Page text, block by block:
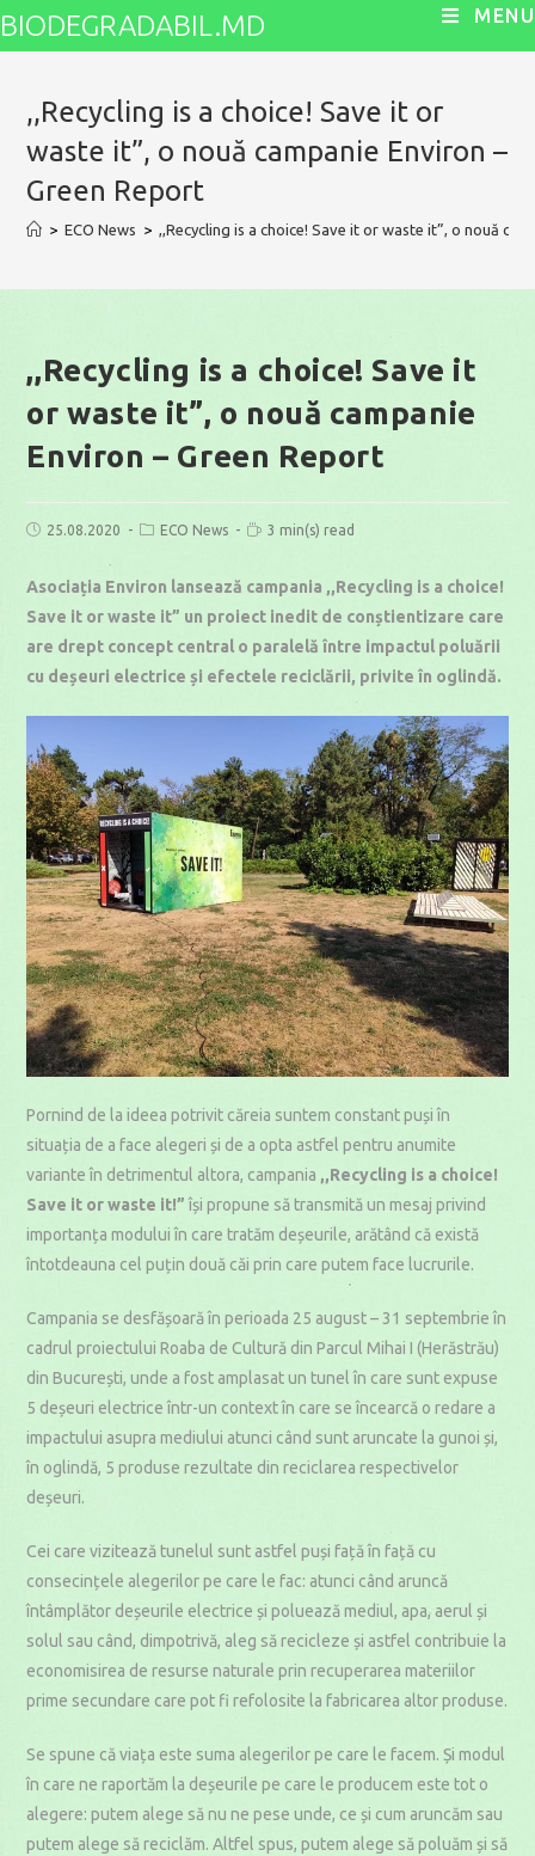
Skip
BIODEGRADABIL.MD MENU
,,Recycling is a choice! Save it or
waste it”, o nouă campanie Environ –
Green Report
> ECO News > ,,Recycling is a choice! Save it or waste it”, o nouă
,,Recycling is a choice! Save it
or waste it”, o nouă campanie
Environ – Green Report
Post25.08.2020
PostECO News
Reading
3 min(s) read
Asociația Environ lansează campania ,,Recycling is a choice!
Save it or waste it” un proiect inedit de conștientizare care
are drept concept central o paralelă între impactul poluării
cu deșeuri electrice și efectele reciclării, privite în oglindă.
Pornind de la ideea potrivit căreia suntem constant puși în
situația de a face alegeri și de a opta astfel pentru anumite
variante în detrimentul altora, campania ,,Recycling is a choice!
Save it or waste it!”își propune să transmită un mesaj privind
importanța modului în care tratăm deșeurile, arătând că există
întotdeauna cel puțin două căi prin care putem face lucrurile.
Campania se desfășoară în perioada 25 august – 31 septembrie în
cadrul proiectului Roaba de Cultură din Parcul Mihai I (Herăstrău)
din București, unde a fost amplasat un tunel în care sunt expuse
5 deșeuri electrice într-un context în care se încearcă o redare a
impactului asupra mediului atunci când sunt aruncate la gunoi și,
în oglindă, 5 produse rezultate din reciclarea respectivelor
deșeuri.
Cei care vizitează tunelul sunt astfel puși față în față cu
consecințele alegerilor pe care le fac: atunci când aruncă
întâmplător deșeurile electrice și poluează mediul, apa, aerul și
solul sau când, dimpotrivă, aleg să recicleze și astfel contribuie la
economisirea de resurse naturale prin recuperarea materiilor
prime secundare care pot fi refolosite la fabricarea altor produse.
Se spune că viața este suma alegerilor pe care le facem. Și modul
în care ne raportăm la deșeurile pe care le producem este tot o
alegere: putem alege să nu ne pese unde, ce și cum aruncăm sau
putem alege să reciclăm. Altfel spus, putem alege să poluăm și să